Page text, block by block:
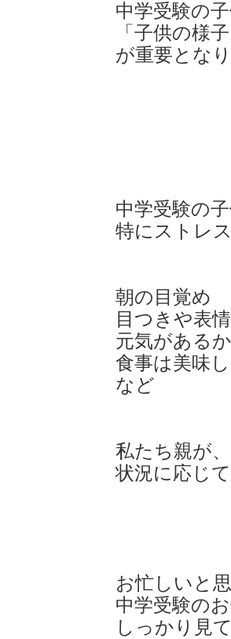
中学受験の
「子供の様
が重要とな
中学受験の
特にストレ
朝の目覚め
目つきや表情
元気がある
食事は美味
など
私たち親が
状況に応じ
お忙しいと
中学受験の
しっかり見